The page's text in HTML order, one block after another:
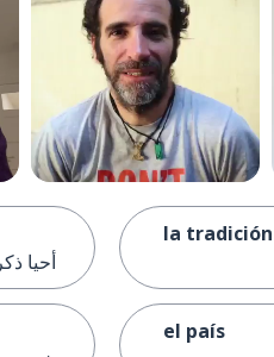
la tradición
el país
أحيا